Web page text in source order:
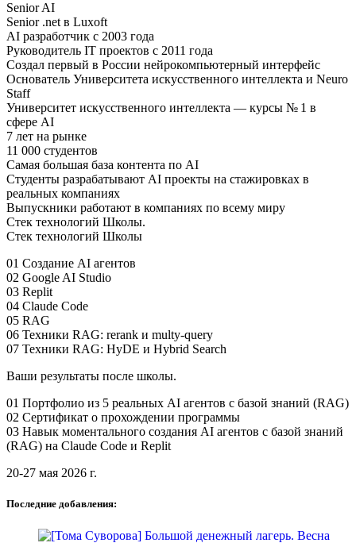
Senior AI
Senior .net в Luxoft
AI разработчик с 2003 года
Руководитель IT проектов с 2011 года
Создал первый в России нейрокомпьютерный интерфейс
Основатель Университета искусственного интеллекта и Neuro
Staff
Университет искусственного интеллекта — курсы № 1 в
сфере AI
7 лет на рынке
11 000 студентов
Самая большая база контента по AI
Студенты разрабатывают AI проекты на стажировках в
реальных компаниях
Выпускники работают в компаниях по всему миру
Стек технологий Школы.
Стек технологий Школы
01 Создание AI агентов
02 Google AI Studio
03 Replit
04 Claude Code
05 RAG
06 Техники RAG: rerank и multy-query
07 Техники RAG: HyDE и Hybrid Search
Ваши результаты после школы.
01 Портфолио из 5 реальных AI агентов с базой знаний (RAG)
02 Сертификат о прохождении программы
03 Навык моментального создания AI агентов с базой знаний
(RAG) на Claude Code и Replit
20-27 мая 2026 г.
Последние добавления: